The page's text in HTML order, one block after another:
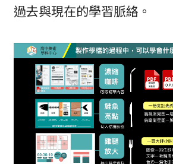
過去與現在的學習脈絡。